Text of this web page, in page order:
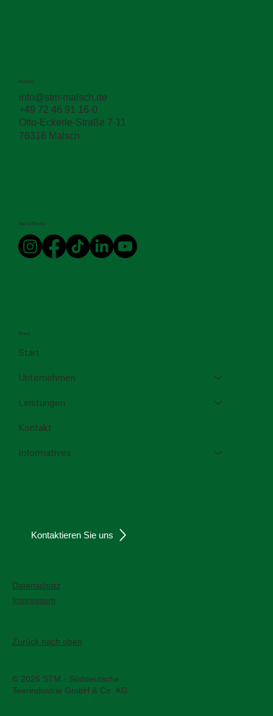
Zwischen den Schichten entscheidet sich
die Haltbarkeit
Menü
Start
Unternehmen
Leistungen
Kontakt
Informatives
Kontakt
info@stm-malsch.de
+49 72 46 91 16-0
Otto-Eckerle-Straße 7-11
76316 Malsch
Social Media
Kontaktieren Sie uns
Datenschutz
Impressum
Zurück nach oben
© 2026 STM - Süddeutsche
Teerindustrie GmbH & Co. KG